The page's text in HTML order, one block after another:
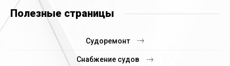
Полезные страницы
Судоремонт
Снабжение судов